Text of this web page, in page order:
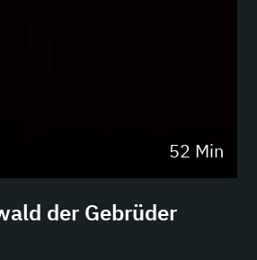
52 Min
der Gebrüder